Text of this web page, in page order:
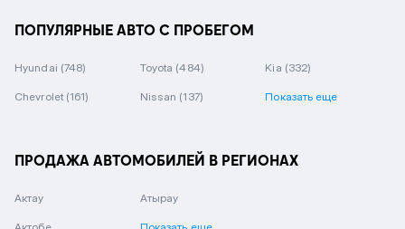
ПОПУЛЯРНЫЕ АВТО С ПРОБЕГОМ
Hyundai (748) Toyota (484) Kia (332)
Chevrolet (161) Nissan (137) Показать еще
ПРОДАЖА АВТОМОБИЛЕЙ В РЕГИОНАХ
Актау Атырау